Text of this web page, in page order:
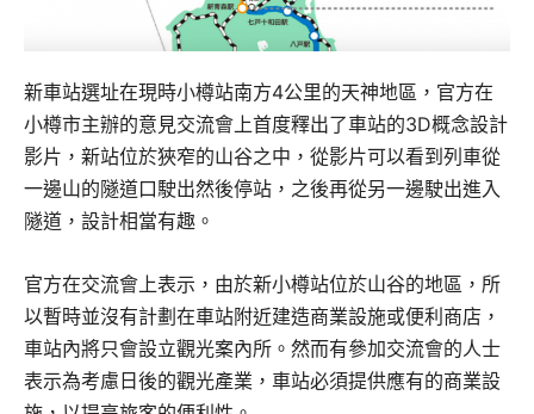
新車站選址在現時小樽站南方4公里的天神地區，官方在
小樽市主辦的意見交流會上首度釋出了車站的3D概念設計
影片，新站位於狹窄的山谷之中，從影片可以看到列車從
一邊山的隧道口駛出然後停站，之後再從另一邊駛出進入
隧道，設計相當有趣。
官方在交流會上表示，由於新小樽站位於山谷的地區，所
以暫時並沒有計劃在車站附近建造商業設施或便利商店，
車站內將只會設立觀光案內所。然而有參加交流會的人士
表示為考慮日後的觀光產業，車站必須提供應有的商業設